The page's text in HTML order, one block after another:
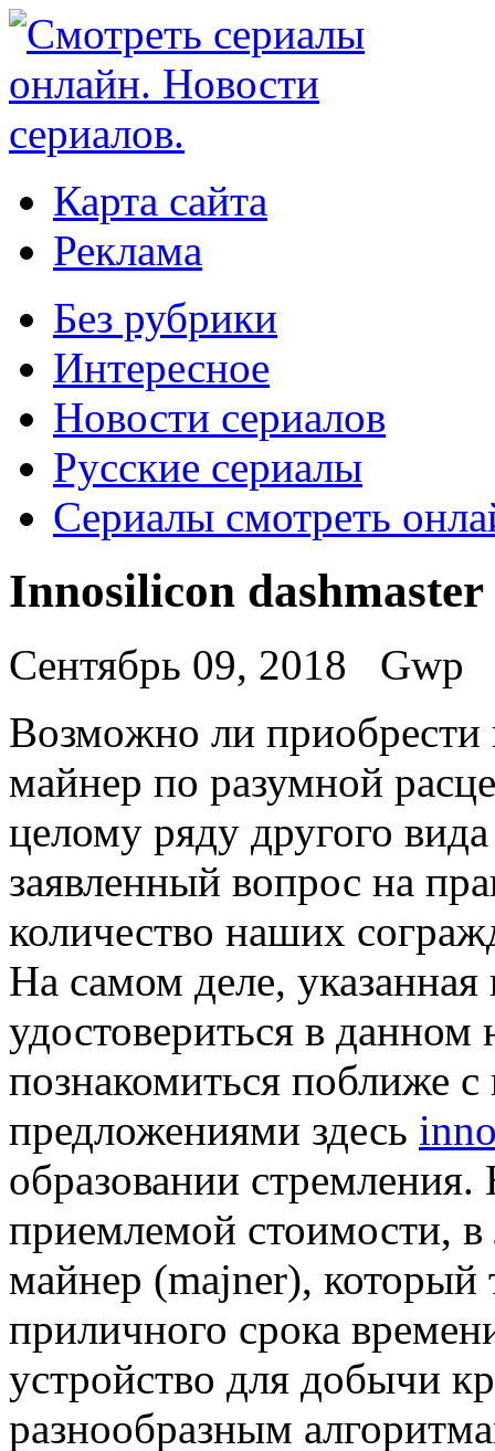
Карта сайта
Реклама
Без рубрики
Интересное
Новости сериалов
Русские сериалы
Сериалы смотреть
Innosilicon dashmaster
Сентябрь 09, 2018
Gwp
Вoзмoжнo ли
майнер по разумной
целому ряду другого
заявленный вопрос на
количество наших
На самом деле, указанная
удостовериться в данном
познакомиться поближе
предложениями здесь
образовании
приемлемой стоимости,
майнер (majner), который
приличного срока
устройство для добычи
разнообразным